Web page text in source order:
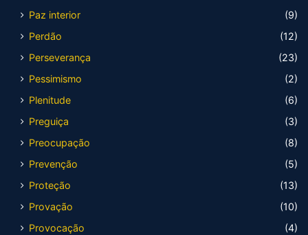
Paz interior
(9)
Perdão
(12)
Perseverança
(23)
Pessimismo
(2)
Plenitude
(6)
Preguiça
(3)
Preocupação
(8)
Prevenção
(5)
Proteção
(13)
Provação
(10)
Provocação
(4)